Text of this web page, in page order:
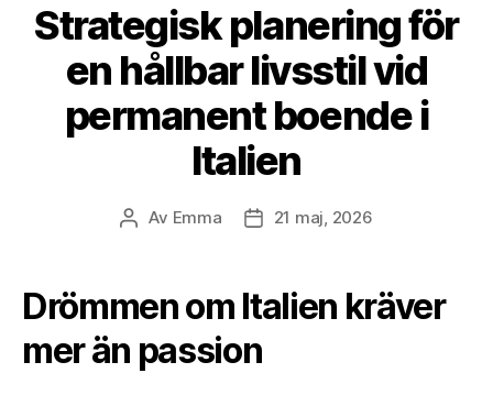
Strategisk planering för
en hållbar livsstil vid
permanent boende i
Italien
Inläggsförfattare
Av Emma Inläggsdatum
21 maj, 2026
Drömmen om Italien kräver
mer än passion